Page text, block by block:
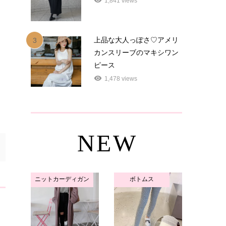
3
上品な大人っぽさ♡アメリ
カンスリーブのマキシワン
ピース
1,478 views
NEW
ニットカーディガン ボトムス